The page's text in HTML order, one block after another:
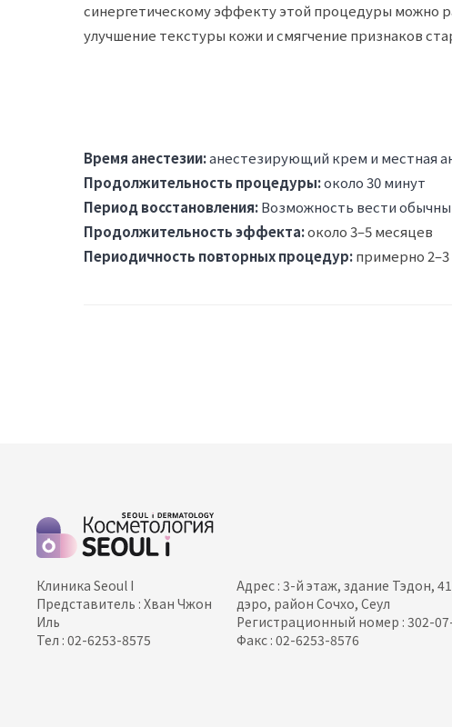
синергетическому эффекту этой процедуры можно
улучшение текстуры кожи и смягчение признаков
Время анестезии:анестезирующий крем и местная
Продолжительность процедуры:около 30 минут
Период восстановления:Возможность вести
Продолжительность эффекта:около 3–5 месяцев
Периодичность повторных процедур:примерно
Клиника Seoul I
Представитель : Хван Чжон
Иль
Тел : 02-6253-8575
Адрес : 3-й этаж, здание Тэдон,
дэро, район Сочхо, Сеул
Регистрационный номер : 302-
Факс : 02-6253-8576